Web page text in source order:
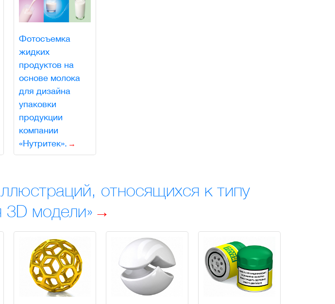
Фотосъемка
жидких
продуктов на
основе молока
для дизайна
упаковки
продукции
компании
«Нутритек».
относящихся к типу
3D модели»